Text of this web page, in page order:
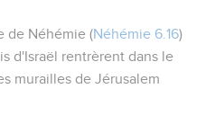
de Néhémie (Néhémie 6.16)
d'Israël rentrèrent dans le
murailles de Jérusalem